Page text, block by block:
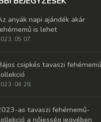
anyák napi ajándék akár
is lehet
05 07.
csipkés tavaszi
04 28.
as tavaszi fehérnemű-
a nőiesség jegyében